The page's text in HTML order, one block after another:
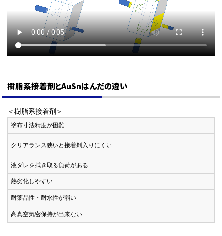
樹脂系接着剤とAuSnはんだの違い
＜樹脂系接着剤＞
塗布寸法精度が困難
クリアランス狭いと接着剤入りにくい
液ダレを拭き取る負荷がある
熱劣化しやすい
耐薬品性・耐水性が弱い
高真空気密保持が出来ない